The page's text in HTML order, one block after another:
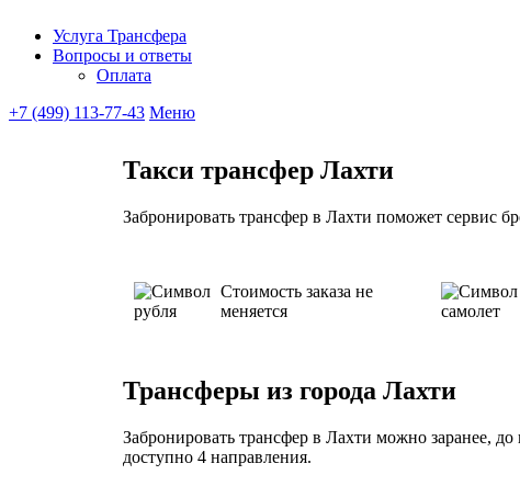
Ubitaxi
Услуга Трансфера
Вопросы и ответы
Оплата
+7 (499) 113-77-43 Меню
Такси трансфер Лахти
Забронировать трансфер в Лахти поможет сервис
Стоимость заказа не
меняется
Трансферы из города Лахти
Забронировать трансфер в Лахти можно заранее,
доступно 4 направления.